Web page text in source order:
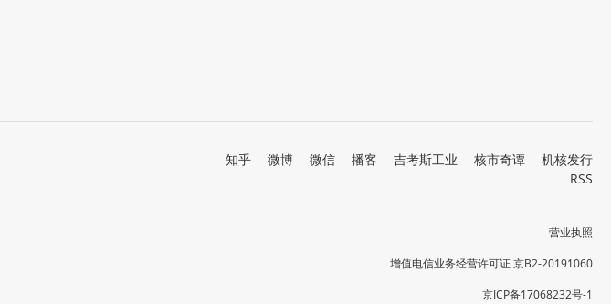
知乎 微博 微信 播客 吉考斯工业 核市奇谭
机核发行
RSS
营业执照
增值电信业务经营许可证 京B2-20191060
京ICP备17068232号-1